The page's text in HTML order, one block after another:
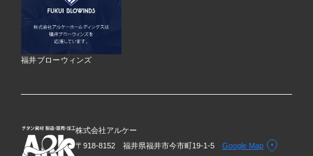
福井ブローウィンズ
株式会社アルケー
〒918-8152 福井県福井市今市町19-1-5Google Map